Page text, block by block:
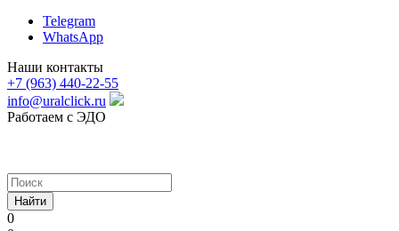
Telegram
WhatsApp
Наши контакты
+7 (963) 440-22-55
info@uralclick.ru
Работаем с ЭДО
Найти
0